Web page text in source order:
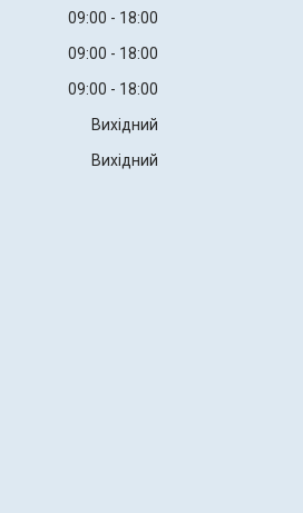
09:00
18:00
09:00
18:00
09:00
18:00
Вихідний
Вихідний